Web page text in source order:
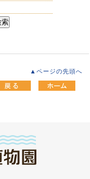
▲ページの先頭へ